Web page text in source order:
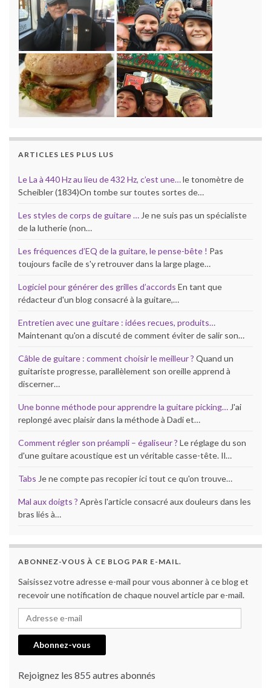
ARTICLES LES PLUS LUS
Le La à 440 Hz au lieu de 432 Hz, c’est une…le tonomètre de
Scheibler (1834)On tombe sur toutes sortes de…
Les styles de corps de guitare … Je ne suis pas un spécialiste
de la lutherie (non…
Les fréquences d’EQ de la guitare, le pense-bête ! Pas
toujours facile de s'y retrouver dans la large plage…
Logiciel pour générer des grilles d’accords En tant que
rédacteur d'un blog consacré à la guitare,…
Entretien avec une guitare : idées recues, produits…
Maintenant qu'on a discuté de comment éviter de salir son…
Câble de guitare : comment choisir le meilleur ? Quand un
guitariste progresse, parallèlement son oreille apprend à
discerner…
Une bonne méthode pour apprendre la guitare picking… J'ai
replongé avec plaisir dans la méthode à Dadi et…
Comment régler son préampli – égaliseur ? Le réglage du son
d'une guitare acoustique est un véritable casse-tête. Il…
Tabs Je ne compte pas recopier ici tout ce qu'on trouve…
Mal aux doigts ? Après l'article consacré aux douleurs dans les
bras liés à…
ABONNEZ-VOUS À CE BLOG PAR E-MAIL.
Saisissez votre adresse e-mail pour vous abonner à ce blog et
recevoir une notification de chaque nouvel article par e-mail.
Adresse e-mail
Abonnez-vous
Rejoignez les 855 autres abonnés